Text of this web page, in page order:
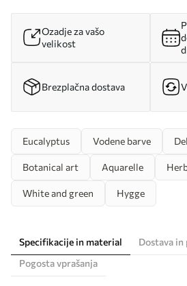
Ozadje za vašo
velikost
Brezplačna dostava
Eucalyptus Vodene barve
Botanical art Aquarelle
White and green Hygge
Specifikacije in material
Dostava in
Pogosta vprašanja